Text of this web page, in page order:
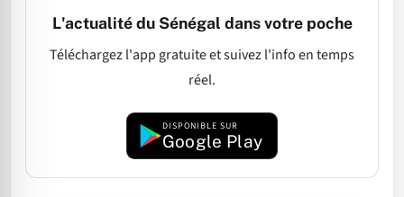
L'actualité du Sénégal dans votre poche
Téléchargez l'app gratuite et suivez l'info en temps
réel.
DISPONIBLE SUR
Google Play